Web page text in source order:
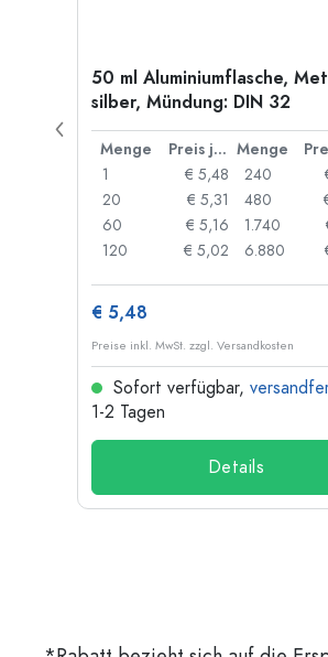
50 ml Aluminiumflasche,
silber, Mündung: DIN 32
Menge Preis je Stück Menge
1
€ 5,48
20
€ 5,31
60
€ 5,16
120
€ 5,02
240
480
1.740
6.880
€ 5,48
Preise inkl. MwSt. zzgl. Versandkosten
Sofort verfügbar,
1-2 Tagen
Details